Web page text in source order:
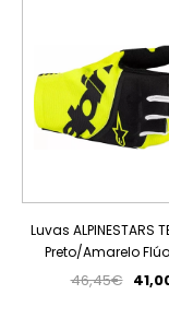
Luvas ALPINESTARS
Preto/Amarelo
46,45€